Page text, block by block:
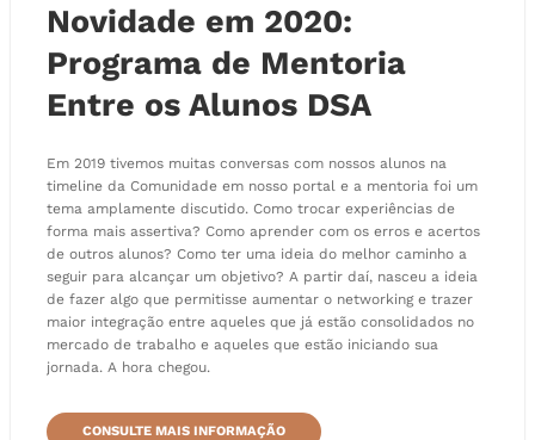
Novidade em 2020:
Programa de Mentoria
Entre os Alunos DSA
Em 2019 tivemos muitas conversas com nossos alunos na
timeline da Comunidade em nosso portal e a mentoria foi um
tema amplamente discutido. Como trocar experiências de
forma mais assertiva? Como aprender com os erros e acertos
de outros alunos? Como ter uma ideia do melhor caminho a
seguir para alcançar um objetivo? A partir daí, nasceu a ideia
de fazer algo que permitisse aumentar o networking e trazer
maior integração entre aqueles que já estão consolidados no
mercado de trabalho e aqueles que estão iniciando sua
jornada. A hora chegou.
CONSULTE MAIS INFORMAÇÃO